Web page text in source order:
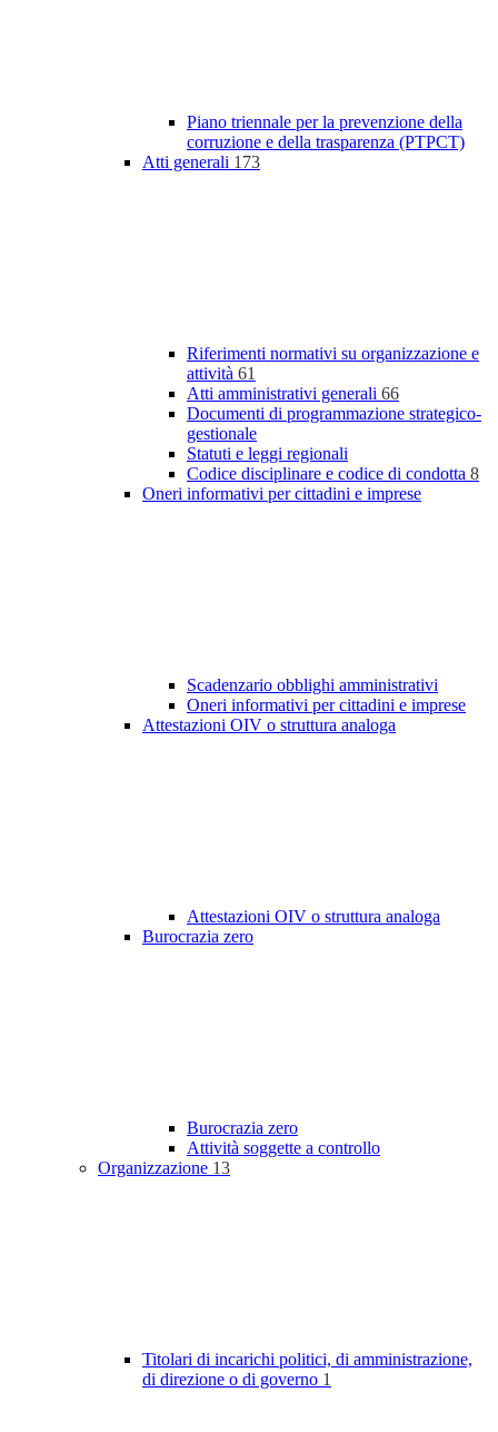
Piano triennale per la prevenzione della
corruzione e della trasparenza (PTPCT)
Atti generali 173
Riferimenti normativi su organizzazione e
attività 61
Atti amministrativi generali 66
Documenti di programmazione strategico-
gestionale
Statuti e leggi regionali
Codice disciplinare e codice di condotta 8
Oneri informativi per cittadini e imprese
Scadenzario obblighi amministrativi
Oneri informativi per cittadini e imprese
Attestazioni OIV o struttura analoga
Attestazioni OIV o struttura analoga
Burocrazia zero
Burocrazia zero
Attività soggette a controllo
Organizzazione 13
Titolari di incarichi politici, di amministrazione,
di direzione o di governo 1